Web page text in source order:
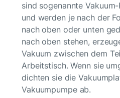
sind sogenannte
und werden je nach der
nach oben oder unten
nach oben stehen,
Vakuum zwischen dem
Arbeitstisch. Wenn sie
dichten sie die
Vakuumpumpe ab.